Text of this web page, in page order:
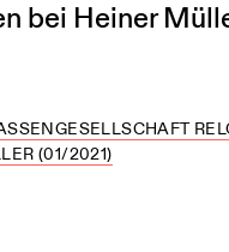
bei Heiner
(01/2021)